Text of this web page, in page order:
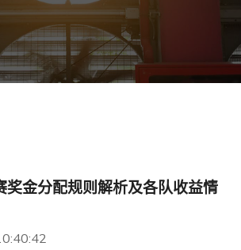
奖金分配规则解析及各队收益情